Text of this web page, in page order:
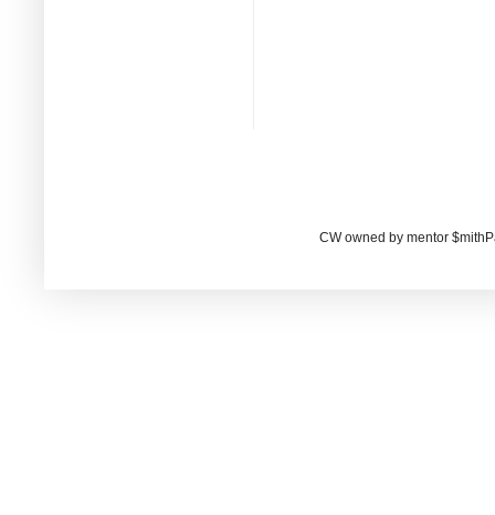
CW owned by mentor